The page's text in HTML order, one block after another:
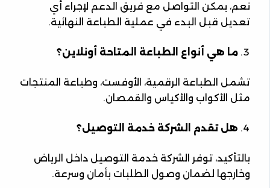
نعم، يمكن التواصل مع فريق الدعم لإجراء أي
تعديل قبل البدء في عملية الطباعة النهائية.
ما هي أنواع الطباعة المتاحة أونلاين؟
تشمل الطباعة الرقمية، الأوفست، وطباعة المنتجات
مثل الأكواب والأكياس والقمصان.
هل تقدم الشركة خدمة التوصيل؟
بالتأكيد، توفر الشركة خدمة التوصيل داخل الرياض
وخارجها لضمان وصول الطلبات بأمان وسرعة.